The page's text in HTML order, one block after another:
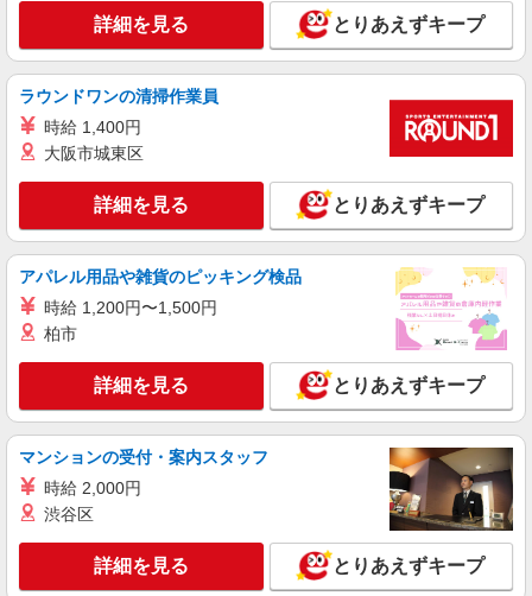
販売スタッフ
［アルバイト・パート］時給1,175円〜 ※試用
期間（3ヶ月間）：同条件
千葉県船橋市浜町2-1-1 ららぽーとTOKYO-
RHC ロンハーマン
接客販売スタッフ
［正社員］月給250,700円〜＋交通費全額支給
して、現職の給与を考慮いたします。 （面接時に
直近の源泉徴収票の提出をお願いしております）
※経験・能力等考慮の上、当社規定により優遇致
します。
千葉県船橋市浜町2-1-1 ららぽーとTOKYO-
BAY
キープ 詳細を見る
正社員
KEEN GARAGE
［正社員］月給235,000円〜 ※前職を考慮し決
定
詳細を見る とりあえずキープ
ラウンドワンの清掃作業員
時給 1,400円
大阪市城東区
詳細を見る とりあえずキープ
アパレル用品や雑貨のピッキング検品
時給 1,200円〜1,500円
柏市
詳細を見る とりあえずキープ
マンションの受付・案内スタッフ
時給 2,000円
渋谷区
詳細を見る とりあえずキープ